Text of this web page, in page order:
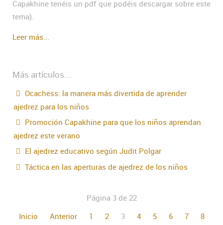
Capakhine tenéis un pdf que podéis descargar sobre este
tema).
Leer más...
Más artículos...
Ocachess: la manera más divertida de aprender
ajedrez para los niños
Promoción Capakhine para que los niños aprendan
ajedrez este verano
El ajedrez educativo según Judit Polgar
Táctica en las aperturas de ajedrez de los niños
Página 3 de 22
Inicio
Anterior 1 2 3 4 5 6 7
8